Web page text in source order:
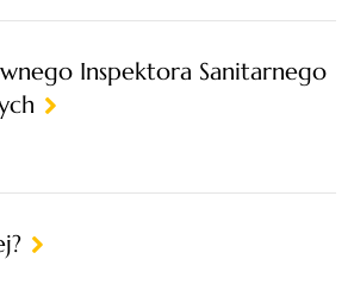
Inspektora Sanitarnego